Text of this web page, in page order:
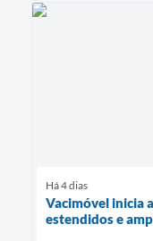
Há 4 dias
Vacimóvel inicia
estendidos e